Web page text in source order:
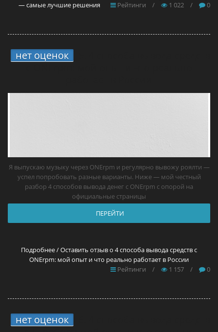
— самые лучшие решения
Рейтинги / 1 022 / 0
нет оценок
Я выпускаю музыку через ONErpm и регулярно вывожу роялти —
успел попробовать разные варианты. Ниже — мой честный
разбор 4 способов вывода денег с ONErpm с опорой на
официальные страницы
ПЕРЕЙТИ
Подробнее / Оставить отзыв о 4 способа вывода средств с
ONErpm: мой опыт и что реально работает в России
Рейтинги
/ 1 157 / 0
нет оценок